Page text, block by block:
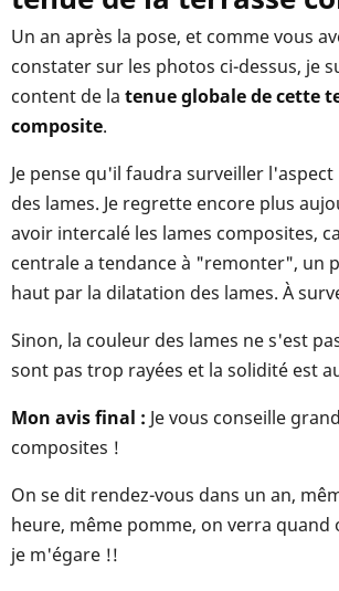
Un an après la pose, et comme vous
constater sur les photos ci-dessus, je
content de la tenue globale de cette
composite.
Je pense qu'il faudra surveiller
des lames. Je regrette encore plus
avoir intercalé les lames composites,
centrale a tendance à "remonter", un
haut par la dilatation des lames. À
Sinon, la couleur des lames ne s'est
sont pas trop rayées et la solidité est
Mon avis final : Je vous conseille
composites !
On se dit rendez-vous dans un an,
heure, même pomme, on verra quand
je m'égare !!